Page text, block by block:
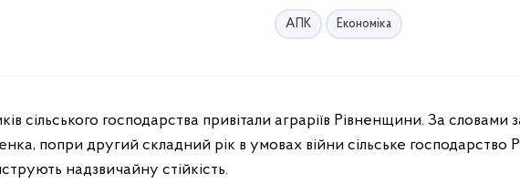
АПК Економіка
попри другий складний рік в умовах війни сільське господарство
надзвичайну стійкість.